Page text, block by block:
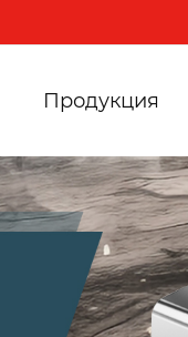
Продукция